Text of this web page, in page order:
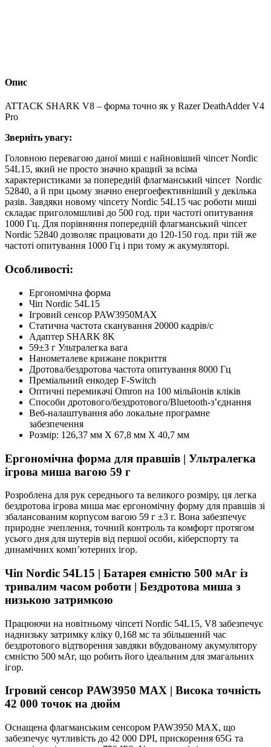
Опис
ATTACK SHARK V8 – форма точно як у Razer DeathAdder V4
Pro
Зверніть увагу:
Головною перевагою даної миші є найновіший чіпсет Nordic
54L15, який не просто значно кращий за всіма
характеристиками за попередній флагманський чіпсет Nordic
52840, а й при цьому значно енергоефективніший у декілька
разів. Завдяки новому чіпсету Nordic 54L15 час роботи миші
складає приголомшливі до 500 год. при частоті опитування
1000 Гц. Для порівняння попередній флагманський чіпсет
Nordic 52840 дозволяє працювати до 120-150 год. при тій же
частоті опитування 1000 Гц і при тому ж акумуляторі.
Особливості:
Ергономічна форма
Чіп Nordic 54L15
Ігровий сенсор PAW3950MAX
Статична частота сканування 20000 кадрів/с
Адаптер SHARK 8K
59±3 г Ультралегка вага
Нанометалеве крижане покриття
Дротова/бездротова частота опитування 8000 Гц
Преміальний енкодер F-Switch
Оптичні перемикачі Omron на 100 мільйонів кліків
Способи дротового/бездротового/Bluetooth-з’єднання
Веб-налаштування або локальне програмне
забезпечення
Розмір: 126,37 мм X 67,8 мм X 40,7 мм
Ергономічна форма для правшів | Ультралегка
ігрова миша вагою 59 г
Розроблена для рук середнього та великого розміру, ця легка
бездротова ігрова миша має ергономічну форму для правшів зі
збалансованим корпусом вагою 59 г ±3 г. Вона забезпечує
природне зчеплення, точний контроль та комфорт протягом
усього дня для шутерів від першої особи, кіберспорту та
динамічних комп’ютерних ігор.
Чіп Nordic 54L15 | Батарея ємністю 500 мАг із
тривалим часом роботи | Бездротова миша з
низькою затримкою
Працюючи на новітньому чіпсеті Nordic 54L15, V8 забезпечує
наднизьку затримку кліку 0,168 мс та збільшений час
бездротового відтворення завдяки вбудованому акумулятору
ємністю 500 мАг, що робить його ідеальним для змагальних
ігор.
Ігровий сенсор PAW3950 MAX | Висока точність
42 000 точок на дюйм
Оснащена флагманським сенсором PAW3950 MAX, що
забезпечує чутливість до 42 000 DPI, прискорення 65G та